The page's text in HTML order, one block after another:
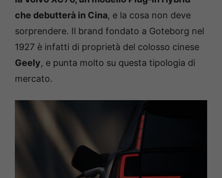
che debutterà in Cina, e la cosa non deve
sorprendere. Il brand fondato a Goteborg nel
1927 è infatti di proprietà del colosso cinese
Geely, e punta molto su questa tipologia di
mercato.